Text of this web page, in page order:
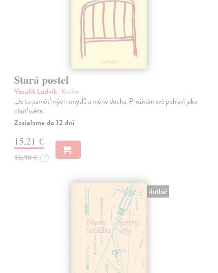
Stará postel
Vaculík Ludvík| Kniha
„Je to paměť mých smyslů a mého ducha. Prožívám své pohlaví jako
chuť světa.
Zasielame do 12 dní
15,21 €
16,90 € ?
dotlač